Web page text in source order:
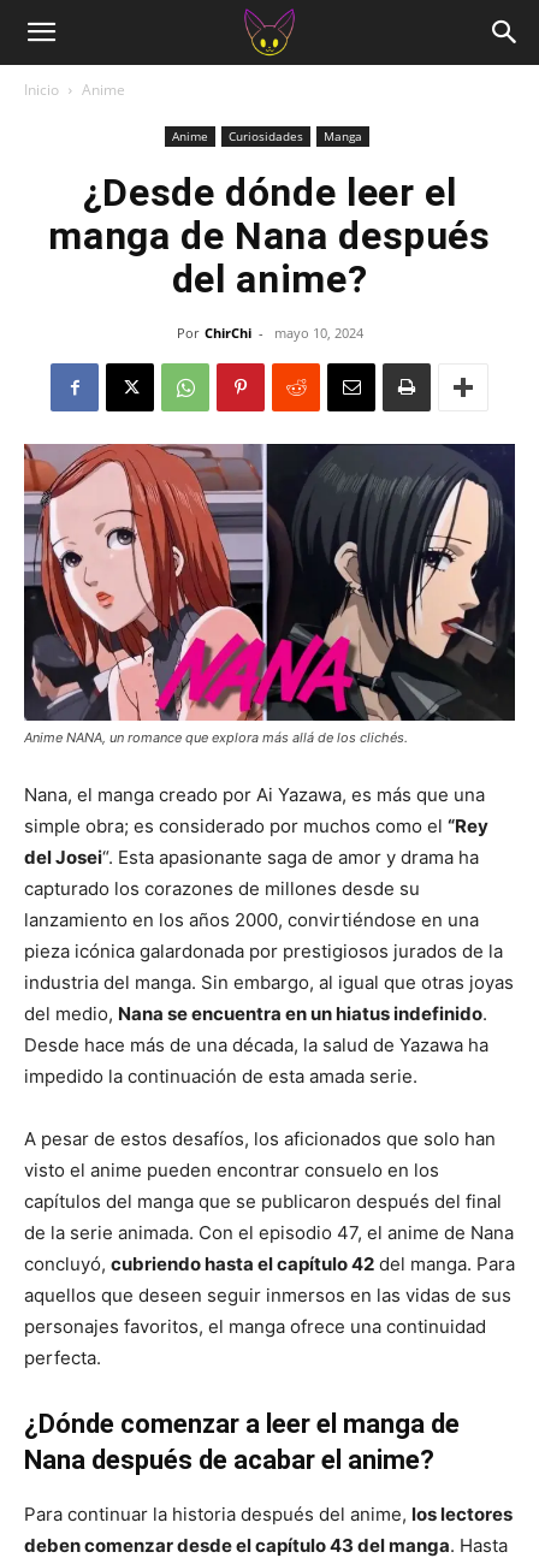
Inicio Anime
Anime Curiosidades Manga
¿Desde dónde leer el
manga de Nana después
del anime?
Por ChirChi - mayo 10, 2024
Anime NANA, un romance que explora más allá de los clichés.
Nana, el manga creado por Ai Yazawa, es más que una
simple obra; es considerado por muchos como el “Rey
del Josei“. Esta apasionante saga de amor y drama ha
capturado los corazones de millones desde su
lanzamiento en los años 2000, convirtiéndose en una
pieza icónica galardonada por prestigiosos jurados de la
industria del manga. Sin embargo, al igual que otras joyas
del medio, Nana se encuentra en un hiatus indefinido.
Desde hace más de una década, la salud de Yazawa ha
impedido la continuación de esta amada serie.
A pesar de estos desafíos, los aficionados que solo han
visto el anime pueden encontrar consuelo en los
capítulos del manga que se publicaron después del final
de la serie animada. Con el episodio 47, el anime de Nana
concluyó, cubriendo hasta el capítulo 42 del manga. Para
aquellos que deseen seguir inmersos en las vidas de sus
personajes favoritos, el manga ofrece una continuidad
perfecta.
¿Dónde comenzar a leer el manga de
Nana después de acabar el anime?
Para continuar la historia después del anime, los lectores
deben comenzar desde el capítulo 43 del manga. Hasta